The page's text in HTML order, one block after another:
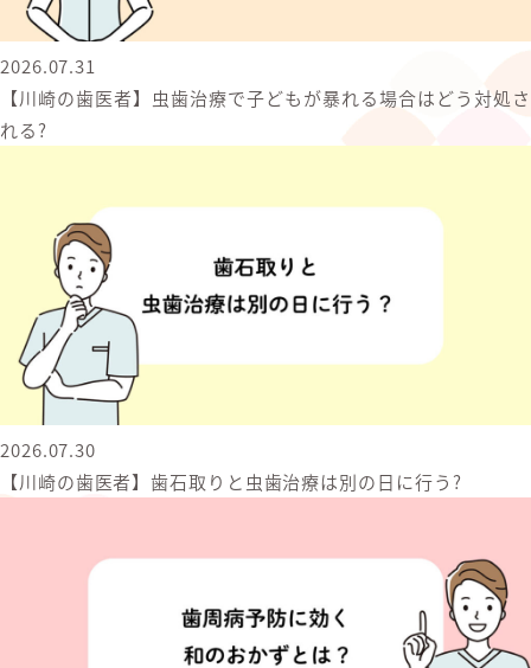
2026.07.31
【川崎の歯医者】虫歯治療で子どもが暴れる場合はどう対処さ
れる?
2026.07.30
【川崎の歯医者】歯石取りと虫歯治療は別の日に行う?